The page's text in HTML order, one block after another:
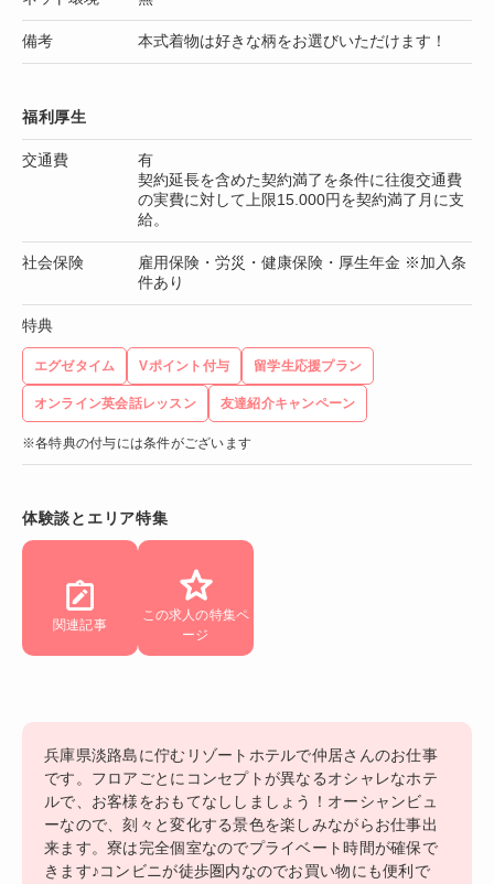
備考 本式着物は好きな柄をお選びいただけます！
福利厚生
交通費
有
契約延長を含めた契約満了を条件に往復交通費
の実費に対して上限15.000円を契約満了月に支
給。
社会保険
雇用保険・労災・健康保険・厚生年金 ※加入条
件あり
特典
エグゼタイム Vポイント付与 留学生応援プラン
オンライン英会話レッスン 友達紹介キャンペーン
※各特典の付与には条件がございます
体験談とエリア特集
関連記事
この求人の特集ペ
ージ
兵庫県淡路島に佇むリゾートホテルで仲居さんのお仕事
です。フロアごとにコンセプトが異なるオシャレなホテ
ルで、お客様をおもてなししましょう！オーシャンビュ
ーなので、刻々と変化する景色を楽しみながらお仕事出
来ます。寮は完全個室なのでプライベート時間が確保で
きます♪コンビニが徒歩圏内なのでお買い物にも便利で